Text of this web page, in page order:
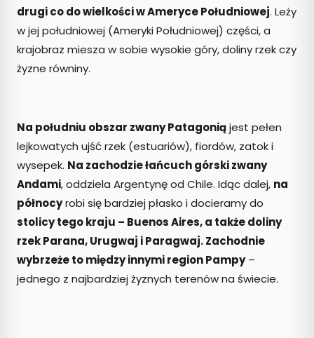
Wina
z
Doliny
Rodanu
regionie,
szczepach
Domaine
Alary
2026-
06-29
REGIONY
Beaujolais
Nouveau
–
drugi co do wielkości w Ameryce Południowej. Leży
w jej południowej (Ameryki Południowej) części, a
krajobraz miesza w sobie wysokie góry, doliny rzek czy
żyzne równiny.
Na południu obszar zwany Patagoniąjest pełen
lejkowatych ujść rzek (estuariów), fiordów, zatok i
wysepek. Na zachodzie łańcuch górski zwany
Andami, oddziela Argentynę od Chile. Idąc dalej, na
północyrobi się bardziej płasko i docieramy do
stolicy tego kraju – Buenos Aires, a także doliny
rzek Parana, Urugwaj i Paragwaj. Zachodnie
wybrzeże to między innymi region Pampy–
jednego z najbardziej żyznych terenów na świecie.